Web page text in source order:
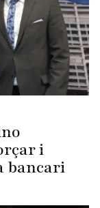
i
bancari